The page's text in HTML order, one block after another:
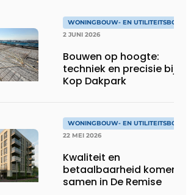
WONINGBOUW- EN UTILITEITSBOUW
2 JUNI 2026
Bouwen op hoogte:
techniek en precisie bij
Kop Dakpark
WONINGBOUW- EN UTILITEITSBOUW
22 MEI 2026
Kwaliteit en
betaalbaarheid komen
samen in De Remise